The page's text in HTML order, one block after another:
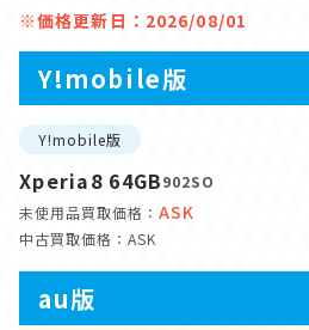
※価格更新日：2026/08/01
Y!mobile版
Y!mobile版
Xperia8 64GB902SO
未使用品買取価格： ASK
中古買取価格：ASK
au版